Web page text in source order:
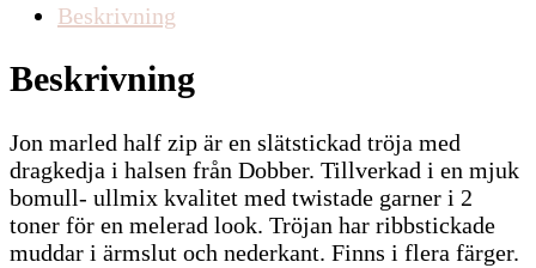
Beskrivning
Beskrivning
Jon marled half zip är en slätstickad tröja med
dragkedja i halsen från Dobber. Tillverkad i en mjuk
bomull- ullmix kvalitet med twistade garner i 2
toner för en melerad look. Tröjan har ribbstickade
muddar i ärmslut och nederkant. Finns i flera färger.